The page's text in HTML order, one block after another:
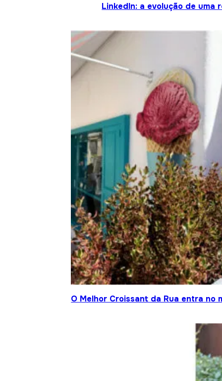
LinkedIn: a evolução de
O Melhor Croissant da Rua entra